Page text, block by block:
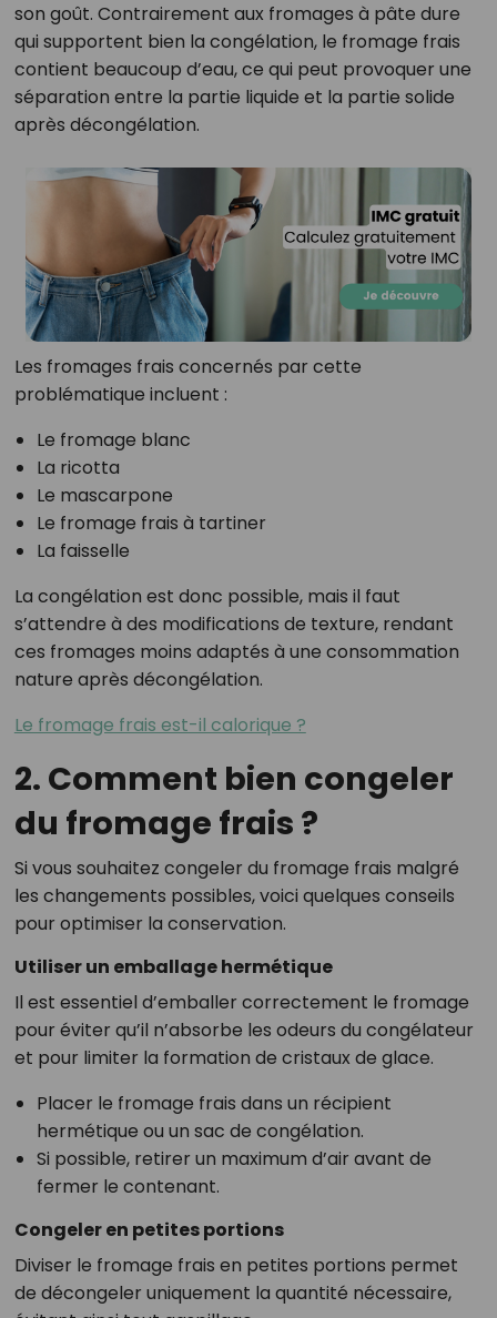
son goût. Contrairement aux fromages à pâte dure
qui supportent bien la congélation, le fromage frais
contient beaucoup d’eau, ce qui peut provoquer une
séparation entre la partie liquide et la partie solide
après décongélation.
Les fromages frais concernés par cette
problématique incluent :
Le fromage blanc
La ricotta
Le mascarpone
Le fromage frais à tartiner
La faisselle
La congélation est donc possible, mais il faut
s’attendre à des modifications de texture, rendant
ces fromages moins adaptés à une consommation
nature après décongélation.
Le fromage frais est-il calorique ?
2. Comment bien congeler
du fromage frais ?
Si vous souhaitez congeler du fromage frais malgré
les changements possibles, voici quelques conseils
pour optimiser la conservation.
Utiliser un emballage hermétique
Il est essentiel d’emballer correctement le fromage
pour éviter qu’il n’absorbe les odeurs du congélateur
et pour limiter la formation de cristaux de glace.
Placer le fromage frais dans un récipient
hermétique ou un sac de congélation.
Si possible, retirer un maximum d’air avant de
fermer le contenant.
Congeler en petites portions
Diviser le fromage frais en petites portions permet
de décongeler uniquement la quantité nécessaire,